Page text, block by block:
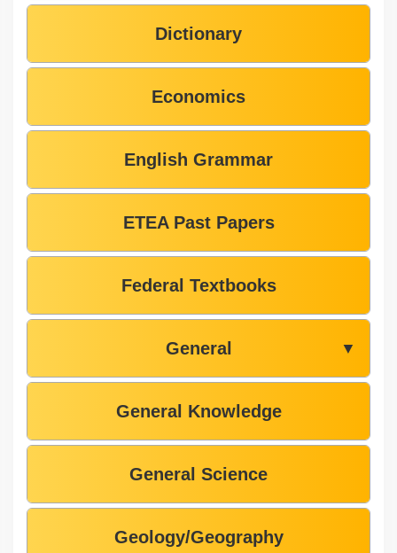
Dictionary
Economics
English Grammar
ETEA Past Papers
Federal Textbooks
General ▼
General Knowledge
General Science
Geology/Geography